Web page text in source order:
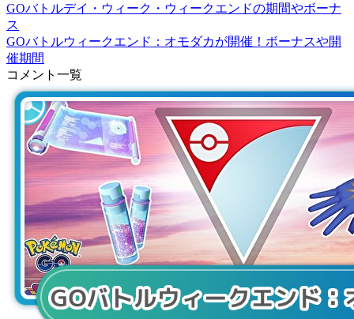
GOバトルデイ・ウィーク・ウィークエンドの期間やボーナ
ス
GOバトルウィークエンド：オモダカが開催！ボーナスや開
催期間
コメント一覧